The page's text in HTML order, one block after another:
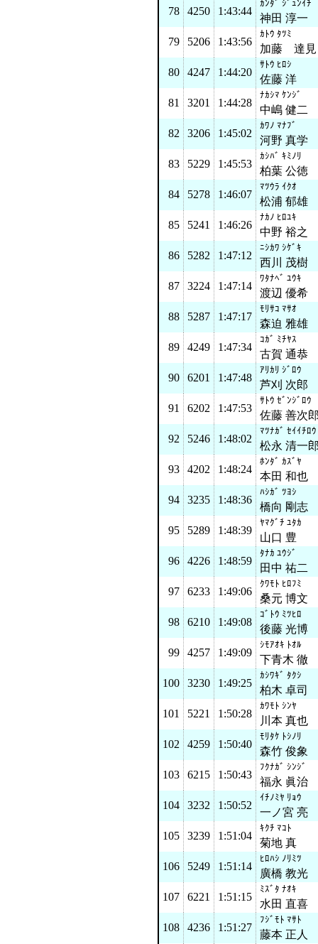
78 4250 1:43:44
ｶﾝﾀﾞ ｼﾞｭﾝｲﾁ
神田 淳一
79
5206 1:43:56
ｶﾄｳ ﾀﾂﾐ
加藤 達見
80
4247 1:44:20
ｻﾄｳ ﾋﾛｼ
佐藤 洋
81
3201 1:44:28
ﾅｶｼﾏ ｹﾝｼﾞ
中嶋 健二
82
3206 1:45:02
ｶﾜﾉ ﾏﾅﾌﾞ
河野 真学
83
5229 1:45:53
ｶｼﾊﾞ ｷﾐﾉﾘ
柏葉 公徳
84
5278 1:46:07
ﾏﾂｳﾗ ｲｸｵ
松浦 郁雄
85
5241 1:46:26
ﾅｶﾉ ﾋﾛﾕｷ
中野 裕之
86
5282 1:47:12
ﾆｼｶﾜ ｼｹﾞｷ
西川 茂樹
87
3224 1:47:14
ﾜﾀﾅﾍﾞ ﾕｳｷ
渡辺 優希
88
5287 1:47:17
ﾓﾘｻｺ ﾏｻｵ
森迫 雅雄
89
4249 1:47:34
ｺｶﾞ ﾐﾁﾔｽ
古賀 通恭
90
6201 1:47:48
ｱﾘｶﾘ ｼﾞﾛｳ
芦刈 次郎
91
6202 1:47:53
ｻﾄｳ ｾﾞﾝｼﾞﾛｳ
佐藤 善次
92
5246 1:48:02
ﾏﾂﾅｶﾞ ｾｲｲﾁﾛｳ
松永 清一
93
4202 1:48:24
ﾎﾝﾀﾞ ｶｽﾞﾔ
本田 和也
94
3235 1:48:36
ﾊｼｶﾞ ﾂﾖｼ
橋向 剛志
95
5289 1:48:39
ﾔﾏｸﾞﾁ ﾕﾀｶ
山口 豊
96
4226 1:48:59
ﾀﾅｶ ﾕｳｼﾞ
田中 祐二
97
6233 1:49:06
ｸﾜﾓﾄ ﾋﾛﾌﾐ
桑元 博文
98
6210 1:49:08
ｺﾞﾄｳ ﾐﾂﾋﾛ
後藤 光博
99
4257 1:49:09
ｼﾓｱｵｷ ﾄｵﾙ
下青木 徹
100
3230 1:49:25
ｶｼﾜｷﾞ ﾀｸｼ
柏木 卓司
101
5221 1:50:28
ｶﾜﾓﾄ ｼﾝﾔ
川本 真也
102
4259 1:50:40
ﾓﾘﾀｹ ﾄｼﾉﾘ
森竹 俊象
103
6215 1:50:43
ﾌｸﾅｶﾞ ｼﾝｼﾞ
福永 眞治
104
3232 1:50:52
ｲﾁﾉﾐﾔ ﾘｮｳ
一ノ宮 亮
105
3239 1:51:04
ｷｸﾁ ﾏｺﾄ
菊地 真
106
5249 1:51:14
ﾋﾛﾊｼ ﾉﾘﾐﾂ
廣橋 教光
107
6221 1:51:15
ﾐｽﾞﾀ ﾅｵｷ
水田 直喜
108
4236 1:51:27
ﾌｼﾞﾓﾄ ﾏｻﾄ
藤本 正人